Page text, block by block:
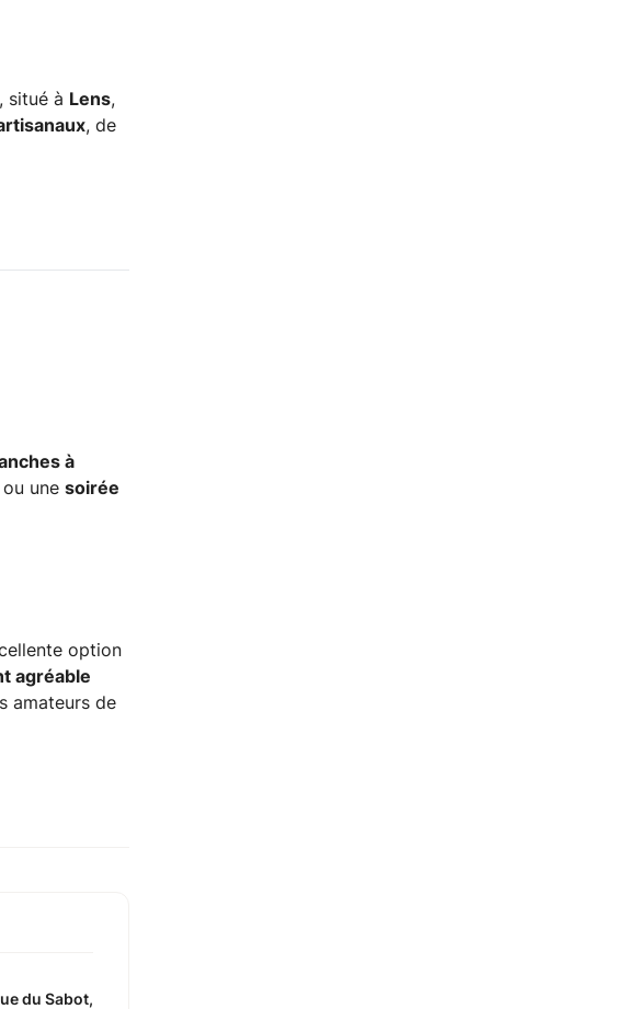
, situé à Lens,
, de
à
ou unesoirée
option
agréable
amateurs de
du Sabot,